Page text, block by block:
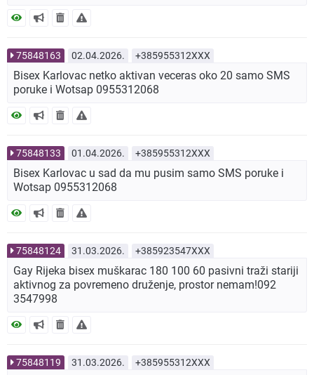
75848163 02.04.2026. +385955312XXX
Bisex Karlovac netko aktivan veceras oko 20 samo SMS
poruke i Wotsap 0955312068
75848133 01.04.2026. +385955312XXX
Bisex Karlovac u sad da mu pusim samo SMS poruke i
Wotsap 0955312068
75848124 31.03.2026. +385923547XXX
Gay Rijeka bisex muškarac 180 100 60 pasivni traži stariji
aktivnog za povremeno druženje, prostor nemam!092
3547998
75848119 31.03.2026. +385955312XXX